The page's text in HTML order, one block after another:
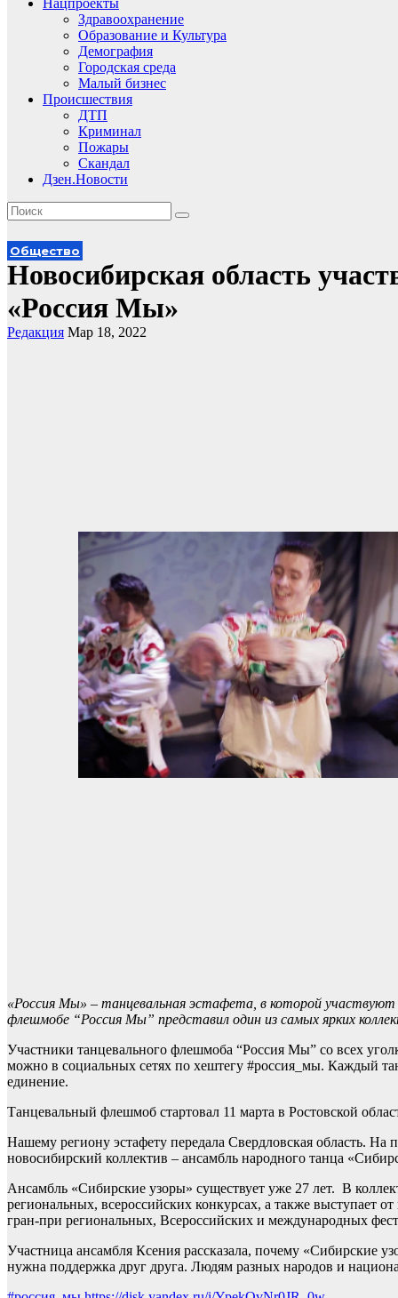
Нацпроекты
Здравоохранение
Образование и Культура
Демография
Городская среда
Малый бизнес
Происшествия
ДТП
Криминал
Пожары
Скандал
Дзен.Новости
Общество
Новосибирская область
«Россия Мы»
Редакция Мар 18, 2022
«Россия Мы» – танцевальная эстафета, в которой
флешмобе “Россия Мы” представил один из самых ярких
Участники танцевального флешмоба “Россия Мы” со всех
можно в социальных сетях по хештегу #россия_мы. Каждый
единение.
Танцевальный флешмоб стартовал 11 марта в Ростовской
Нашему региону эстафету передала Свердловская область.
новосибирский коллектив – ансамбль народного танца
Ансамбль «Сибирские узоры» существует уже 27 лет. В
региональных, всероссийских конкурсах, а также выступает
гран-при региональных, Всероссийских и международных
Участница ансамбля Ксения рассказала, почему «Сибирские
нужна поддержка друг друга. Людям разных народов и